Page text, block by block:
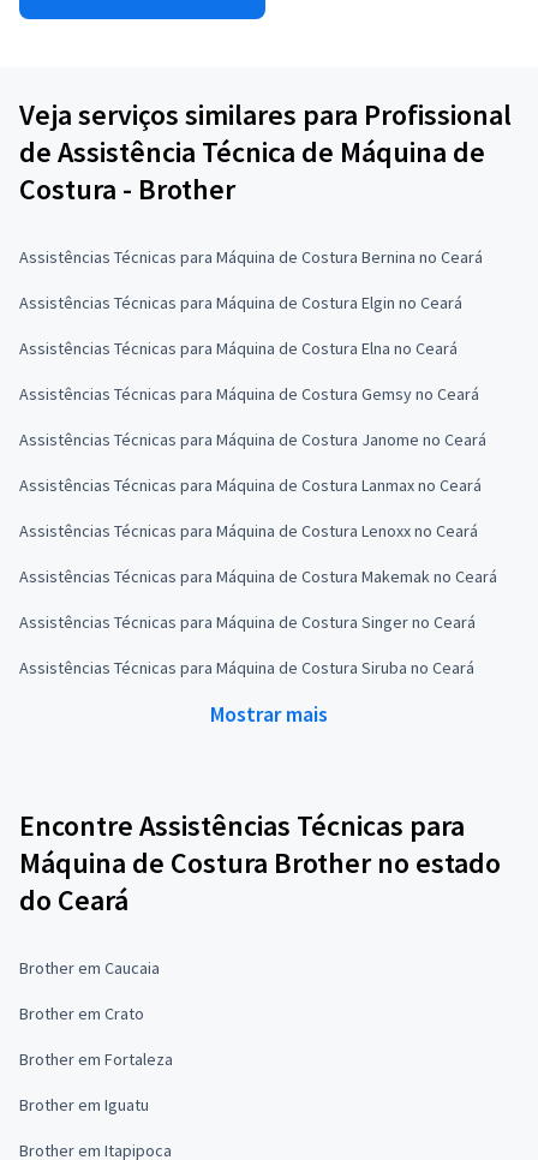
Veja serviços similares para Profissional
de Assistência Técnica de Máquina de
Costura - Brother
Assistências Técnicas para Máquina de Costura Bernina no Ceará
Assistências Técnicas para Máquina de Costura Elgin no Ceará
Assistências Técnicas para Máquina de Costura Elna no Ceará
Assistências Técnicas para Máquina de Costura Gemsy no Ceará
Assistências Técnicas para Máquina de Costura Janome no Ceará
Assistências Técnicas para Máquina de Costura Lanmax no Ceará
Assistências Técnicas para Máquina de Costura Lenoxx no Ceará
Assistências Técnicas para Máquina de Costura Makemak no Ceará
Assistências Técnicas para Máquina de Costura Singer no Ceará
Assistências Técnicas para Máquina de Costura Siruba no Ceará
Mostrar mais
Encontre Assistências Técnicas para
Máquina de Costura Brother no estado
do Ceará
Brother em Caucaia
Brother em Crato
Brother em Fortaleza
Brother em Iguatu
Brother em Itapipoca